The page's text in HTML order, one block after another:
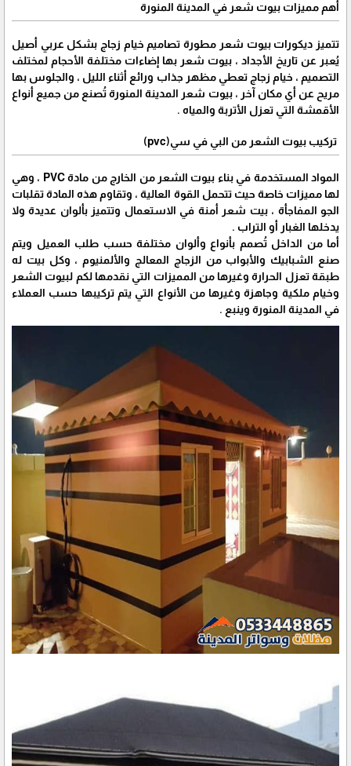
أهم مميزات بيوت شعر في المدينة المنورة
تتميز ديكورات بيوت شعر مطورة تصاميم خيام زجاج بشكل عربي أصيل
يُعبر عن تاريخ الأجداد ، بيوت شعر بها إضاءات مختلفة الأحجام لمختلف
التصميم ، خيام زجاج تعطي مظهر جذاب ورائع أثناء الليل ، والجلوس بها
مريح عن أي مكان آخر ، بيوت شعر المدينة المنورة تُصنع من جميع أنواع
الأقمشة التي تعزل الأتربة والمياه .
تركيب بيوت الشعر من البي في سي(pvc)
المواد المستخدمة في بناء بيوت الشعر من الخارج من مادة PVC ، وهي
لها مميزات خاصة حيث تتحمل القوة العالية ، وتقاوم هذه المادة تقلبات
الجو المفاجأة ، بيت شعر أمنة في الاستعمال وتتميز بألوان عديدة ولا
يدخلها الغبار أو التراب .
أما من الداخل تُصمم بأنواع وألوان مختلفة حسب طلب العميل ويتم
صنع الشبابيك والأبواب من الزجاج المعالج والألمنيوم ، وكل بيت له
طبقة تعزل الحرارة وغيرها من المميزات التي نقدمها لكم لبيوت الشعر
وخيام ملكية وجاهزة وغيرها من الأنواع التي يتم تركيبها حسب العملاء
في المدينة المنورة وينبع .